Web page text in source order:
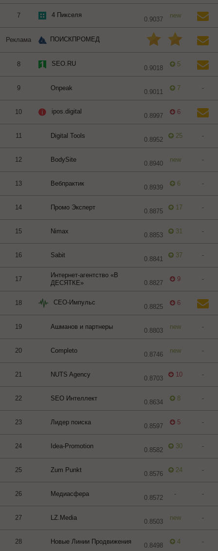
7 4 Пикселя
0.9037
new
Реклама ПОИСКПРОМЕД
8 SEO.RU
0.9018
5
9 Onpeak
0.9011
7 -
10 ipos.digital
0.8997
6
11 Digital Tools
0.8952
25 -
12 BodySite
0.8940
new -
13 Вебпрактик
0.8939
6 -
14 Промо Эксперт
0.8875
17 -
15 Nimax
0.8853
31 -
16 Sabit
0.8841
37 -
17
Интернет-агентство «В
ДЕСЯТКЕ»
0.8827
9 -
18 СЕО-Импульс
0.8825
6
19 Ашманов и партнеры
0.8803
new -
20 Completo
0.8746
new -
21 NUTS Agency
0.8703
10 -
22 SEO Интеллект
0.8634
8 -
23 Лидер поиска
0.8597
5 -
24 Idea-Promotion
0.8582
30 -
25 Zum Punkt
0.8576
24 -
26 Медиасфера
0.8572
- -
27 LZ.Media
0.8503
new -
28 Новые Линии Продвижения
0.8498
4 -